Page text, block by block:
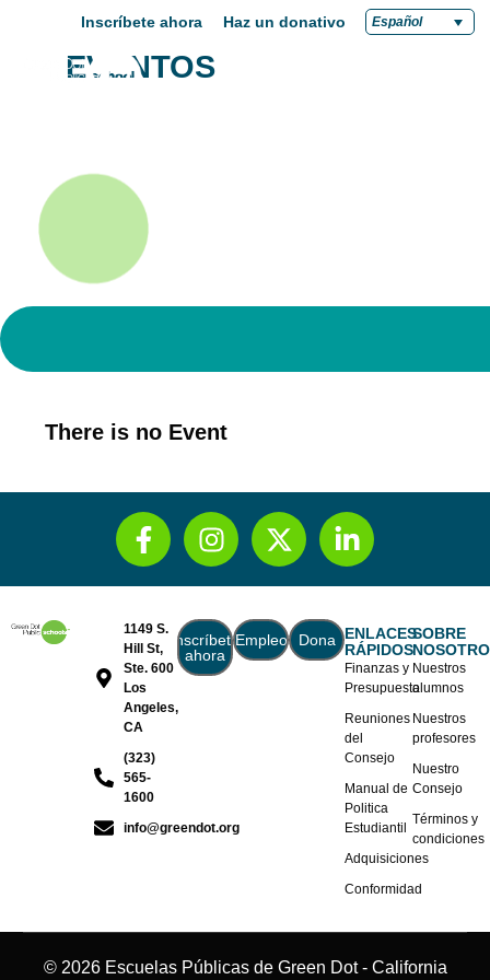
Inscríbete ahora Haz un donativo Español
CALENDARIO DE
EVENTOS
There is no Event
1149 S.
Hill St,
Ste. 600
Los
Angeles,
CA
(323)
565-
1600
info@greendot.org
Inscríbete
ahora
Empleo Dona
ENLACES
RÁPIDOS
Finanzas y
Presupuesto
Reuniones
del
Consejo
Manual de
Politica
Estudiantil
Adquisiciones
Conformidad
SOBRE
Nuestros
alumnos
Nuestros
profesores
Nuestro
Consejo
Términos y
condiciones
© 2026 Escuelas Públicas de Green Dot - California